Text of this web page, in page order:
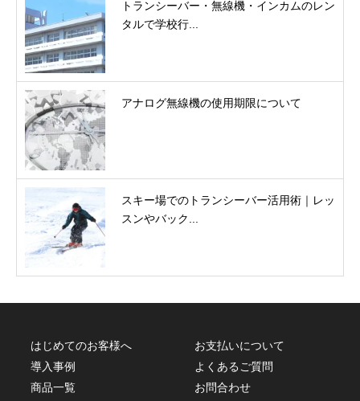
トランシーバー・無線機・インカムのレン
タルで学校行...
アナログ無線機の使用期限について
スキー場でのトランシーバー活用術｜レッ
スンやバック...
はじめてのお客様へ
導入事例
商品一覧
お支払いについて
よくあるご質問
お問合わせ